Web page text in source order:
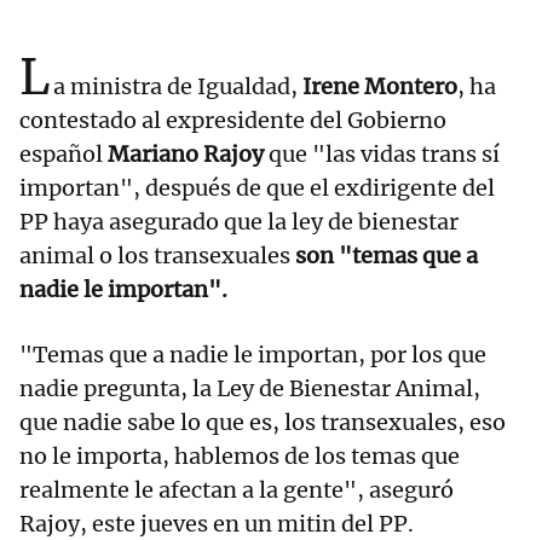
La ministra de Igualdad, Irene Montero, ha
contestado al expresidente del Gobierno
españolMariano Rajoyque "las vidas trans sí
importan", después de que el exdirigente del
PP haya asegurado que la ley de bienestar
animal o los transexuales son "temas que a
nadie le importan".
"Temas que a nadie le importan, por los que
nadie pregunta, la Ley de Bienestar Animal,
que nadie sabe lo que es, los transexuales, eso
no le importa, hablemos de los temas que
realmente le afectan a la gente", aseguró
Rajoy, este jueves en un mitin del PP.